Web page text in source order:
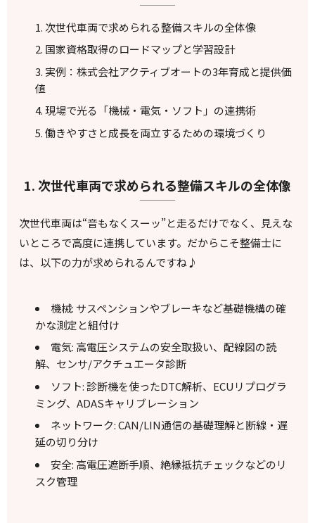
次世代車両で求められる整備スキルの全体像
国家資格取得のロードマップと学習設計
実例：株式会社アクティブオートの3年育成と提供価
値
現場で光る「機械・電気・ソフト」の連携術
働きやすさと成長を両立するための環境づくり
1. 次世代車両で求められる整備スキルの全体像
次世代車両は“音もなくスーッ”と走るだけでなく、見えな
いところで高度に連携しています。だからこそ整備士に
は、以下の力が求められるんですね♪
機械: サスペンションやブレーキなど基礎機構の確
かな測定と組付け
電気: 高電圧システムの安全取扱い、配線図の読
解、センサ/アクチュエータ診断
ソフト: 診断機を使ったDTC解析、ECUリプログラ
ミング、ADASキャリブレーション
ネットワーク: CAN/LIN通信の基礎理解と断線・遅
延の切り分け
安全: 高電圧遮断手順、絶縁抵抗チェックなどのリ
スク管理